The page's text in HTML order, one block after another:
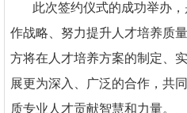
此次签约仪式的成功举办
作战略、努力提升人才培养质
方将在人才培养方案的制定、
展更为深入、广泛的合作，共
质专业人才贡献智慧和力量。